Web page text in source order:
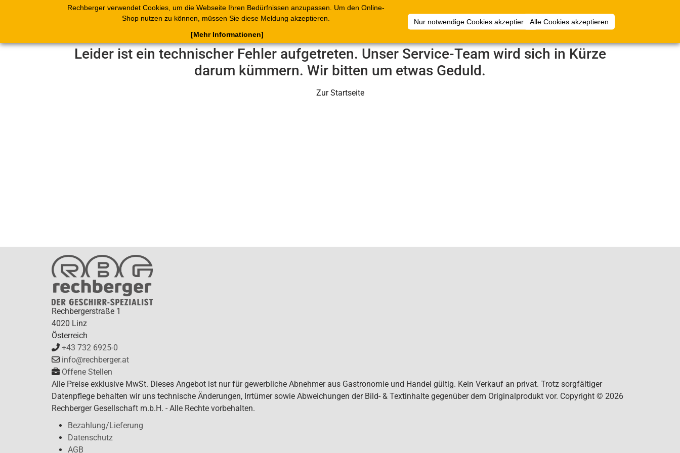
Rechberger verwendet Cookies, um die Webseite Ihren Bedürfnissen anzupassen. Um den Online-
Shop nutzen zu können, müssen Sie diese Meldung akzeptieren.
Nur notwendige Cookies akzeptierenAlle Cookies akzeptieren
[Mehr Informationen]
Shop Blätterkataloge Warenkorb Belege Artikelsammlungen Anmelden
Leider ist ein technischer Fehler aufgetreten. Unser Service-Team wird sich in Kürze
darum kümmern. Wir bitten um etwas Geduld.
Zur Startseite
Rechbergerstraße 1
4020 Linz
Österreich
+43 732 6925-0
info@rechberger.at
Offene Stellen
Alle Preise exklusive MwSt. Dieses Angebot ist nur für gewerbliche Abnehmer aus Gastronomie und Handel gültig. Kein Verkauf an privat. Trotz sorgfältiger
Datenpflege behalten wir uns technische Änderungen, Irrtümer sowie Abweichungen der Bild- & Textinhalte gegenüber dem Originalprodukt vor. Copyright © 2026
Rechberger Gesellschaft m.b.H. - Alle Rechte vorbehalten.
Bezahlung/Lieferung
Datenschutz
AGB